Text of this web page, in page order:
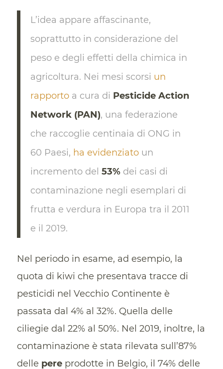
L’idea appare affascinante,
soprattutto in considerazione del
peso e degli effetti della chimica in
agricoltura. Nei mesi scorsi un
rapportoa cura di Pesticide Action
Network (PAN), una federazione
che raccoglie centinaia di ONG in
60 Paesi, ha evidenziatoun
incremento del 53%dei casi di
contaminazione negli esemplari di
frutta e verdura in Europa tra il 2011
e il 2019.
Nel periodo in esame, ad esempio, la
quota di kiwi che presentava tracce di
pesticidi nel Vecchio Continente è
passata dal 4% al 32%. Quella delle
ciliegie dal 22% al 50%. Nel 2019, inoltre, la
contaminazione è stata rilevata sull’87%
delle pereprodotte in Belgio, il 74% delle